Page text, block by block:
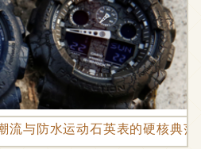
与防水运动石英表的硬核典范